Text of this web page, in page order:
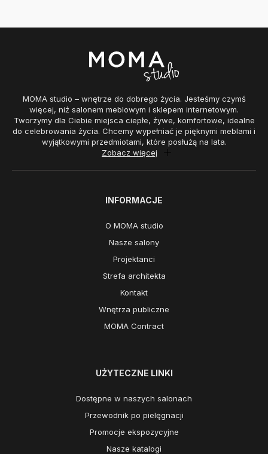
MOMA studio – wnętrze do dobrego życia. Jesteśmy czymś
więcej, niż salonem meblowym i sklepem internetowym.
Tworzymy dla Ciebie miejsca ciepłe, żywe, komfortowe, idealne
do celebrowania życia. Chcemy wypełniać je pięknymi meblami i
wyjątkowymi przedmiotami, które posłużą na lata.
Zobacz więcej
INFORMACJE
O MOMA studio
Nasze salony
Projektanci
Strefa architekta
Kontakt
Wnętrza publiczne
MOMA Contract
UŻYTECZNE LINKI
Dostępne w naszych salonach
Przewodnik po pielęgnacji
Promocje ekspozycyjne
Nasze katalogi